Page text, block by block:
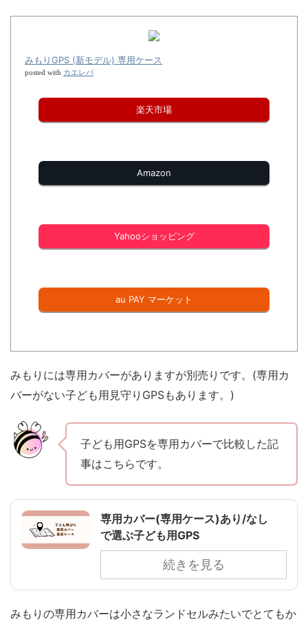
みもりGPS (新モデル) 専用ケース
posted with カエレバ
楽天市場
Amazon
Yahooショッピング
au PAY マーケット
みもりには専用カバーがありますが別売りです。(専用カ
バーがない子ども用見守りGPSもあります。)
子ども用GPSを専用カバーで比較した記
事はこちらです。
専用カバー(専用ケース)あり/なし
で選ぶ子ども用GPS
続きを見る
みもりの専用カバーは小さなランドセルみたいでとてもか